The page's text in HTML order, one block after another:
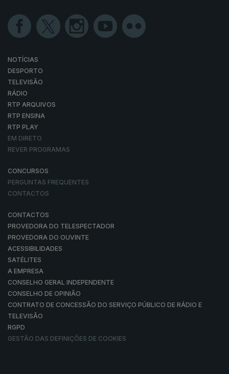
NOTÍCIAS
DESPORTO
TELEVISÃO
RÁDIO
RTP ARQUIVOS
RTP ENSINA
RTP PLAY
EM DIRETO
REVER PROGRAMAS
CONCURSOS
PERGUNTAS FREQUENTES
CONTACTOS
CONTACTOS
PROVEDORA DO TELESPECTADOR
PROVEDORA DO OUVINTE
ACESSIBILIDADES
SATÉLITES
A EMPRESA
CONSELHO GERAL INDEPENDENTE
CONSELHO DE OPINIÃO
CONTRATO DE CONCESSÃO DO SERVIÇO PÚBLICO DE RÁDIO E
TELEVISÃO
RGPD
GESTÃO DAS DEFINIÇÕES DE COOKIES